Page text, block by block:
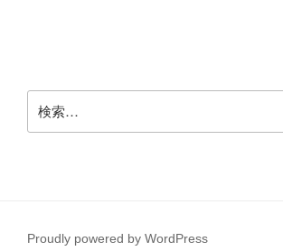
検
索:
Proudly powered by WordPress